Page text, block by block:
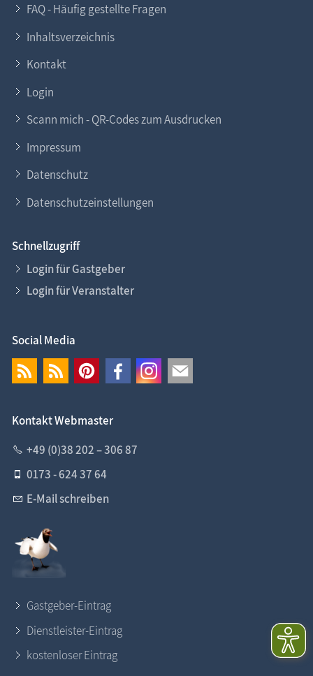
FAQ - Häufig gestellte Fragen
Inhaltsverzeichnis
Kontakt
Login
Scann mich - QR-Codes zum Ausdrucken
Impressum
Datenschutz
Datenschutzeinstellungen
Schnellzugriff
Login für Gastgeber
Login für Veranstalter
Social Media
Kontakt Webmaster
+49 (0)38 202 – 306 87
0173 - 624 37 64
E-Mail schreiben
Gastgeber-Eintrag
Dienstleister-Eintrag
kostenloser Eintrag